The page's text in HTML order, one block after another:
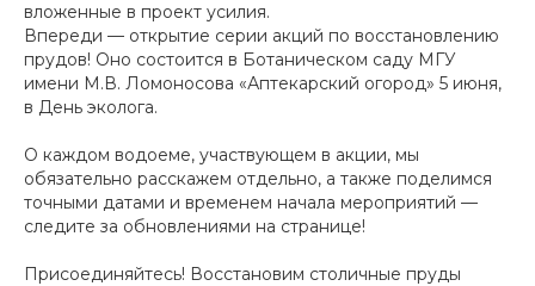
вложенные в проект усилия.
Впереди — открытие серии акций по восстановлению
прудов! Оно состоится в Ботаническом саду МГУ
имени М.В. Ломоносова «Аптекарский огород» 5 июня,
в День эколога.
О каждом водоеме, участвующем в акции, мы
обязательно расскажем отдельно, а также поделимся
точными датами и временем начала мероприятий —
следите за обновлениями на странице!
Присоединяйтесь! Восстановим столичные пруды